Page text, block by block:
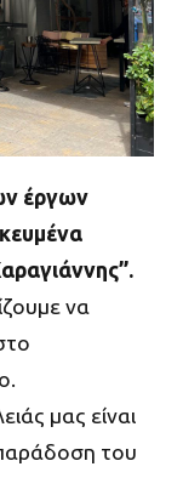
έργων
να
μας είναι
του